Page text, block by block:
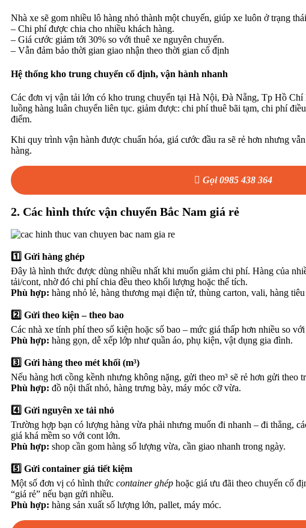
Nhà xe sẽ gom nhiều lô hàng nhỏ thành một chuyến, giúp xe luôn ở trạng
– Chi phí được chia cho nhiều khách hàng.
– Giá cước giảm tới 30% so với thuê xe nguyên chuyến.
– Vẫn đảm bảo thời gian giao nhận theo thời gian cố định
Hệ thống kho trung chuyển cố định, vận hành nhanh
Các đơn vị vận tải lớn có kho trung chuyển tại Hà Nội, Đà Nẵng, Tp Hồ
luồng hàng luân chuyển liên tục. giảm được: chi phí thuê bãi tạm, chi phí
điểm.
Khi quy trình vận hành được chuẩn hóa, giá cước đầu ra sẽ rẻ hơn nhưng
hàng.
Gọi 0985 438 364
2. Các hình thức vận chuyển Bắc Nam giá rẻ
1️⃣ Gửi hàng ghép
Đây là hình thức được dùng nhiều nhất khi muốn giảm chi phí. Hàng của
tải/cont, nhờ đó chi phí chia đều theo khối lượng hoặc thể tích.
Phù hợp: hàng nhỏ lẻ, hàng thương mại điện tử, thùng carton, vali, hàng
2️⃣ Gửi theo kiện – theo bao
Các nhà xe tính phí theo số kiện hoặc số bao – mức giá thấp hơn nhiều so
Phù hợp: hàng gọn, dễ xếp lớp như quần áo, phụ kiện, vật dụng gia đình.
3️⃣ Gửi hàng theo mét khối (m³)
Nếu hàng hơi cồng kềnh nhưng không nặng, gửi theo m³ sẽ rẻ hơn gửi theo
Phù hợp: đồ nội thất nhỏ, hàng trưng bày, máy móc cỡ vừa.
4️⃣ Gửi nguyên xe tải nhỏ
Trường hợp bạn có lượng hàng vừa phải nhưng muốn đi nhanh – đi thẳng,
giá khá mềm so với cont lớn.
Phù hợp: shop cần gom hàng số lượng vừa, cần giao nhanh trong ngày.
5️⃣ Gửi container giá tiết kiệm
Một số đơn vị có hình thức container ghép hoặc giá ưu đãi theo chuyến cố
“giá rẻ” nếu bạn gửi nhiều.
Phù hợp: hàng sản xuất số lượng lớn, pallet, máy móc.